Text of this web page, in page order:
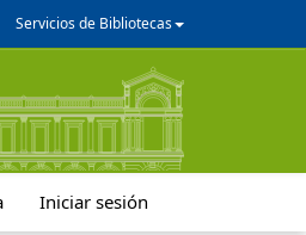
Servicios de Bibliotecas
Iniciar sesión